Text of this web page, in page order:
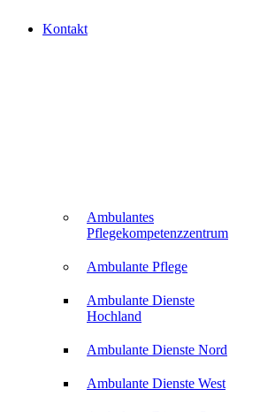
Kontakt
Ambulantes
Pflegekompetenzzentrum
Ambulante Pflege
Ambulante Dienste
Hochland
Ambulante Dienste Nord
Ambulante Dienste West